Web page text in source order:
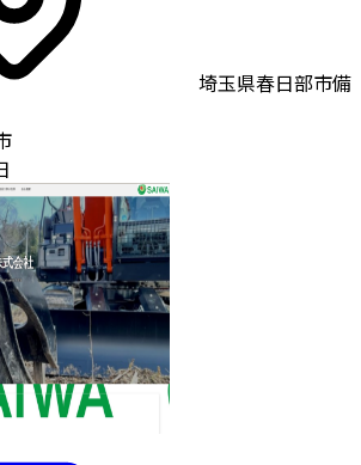
埼玉県春日部市備